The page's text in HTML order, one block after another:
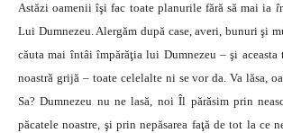
Astăzi oamenii îşi fac toate planurile fără să mai ia î
Lui Dumnezeu. Alergăm după case, averi, bunuri şi
căuta mai întâi împărăţia lui Dumnezeu – şi aceasta
noastră grijă – toate celelalte ni se vor da. Va lăsa,
Sa? Dumnezeu nu ne lasă, noi Îl părăsim prin
păcatele noastre, şi prin nepăsarea faţă de tot la ce